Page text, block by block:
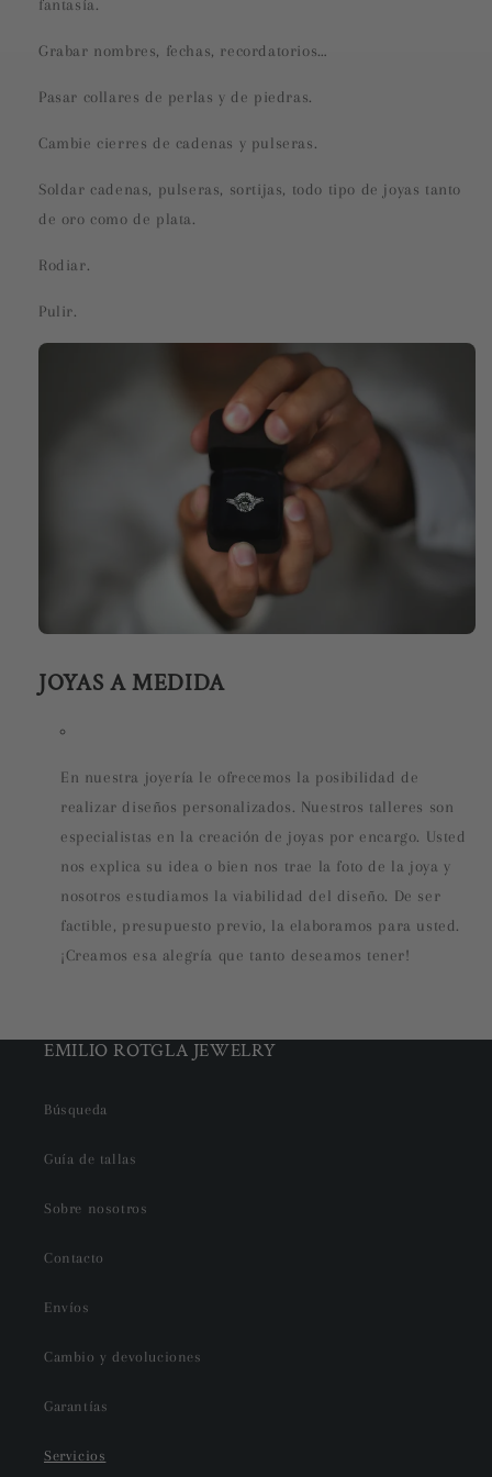
fantasía.
Grabar nombres, fechas, recordatorios…
Pasar collares de perlas y de piedras.
Cambie cierres de cadenas y pulseras.
Soldar cadenas, pulseras, sortijas, todo tipo de joyas tanto
de oro como de plata.
Rodiar.
Pulir.
JOYAS A MEDIDA
En nuestra joyería le ofrecemos la posibilidad de
realizar diseños personalizados. Nuestros talleres son
especialistas en la creación de joyas por encargo. Usted
nos explica su idea o bien nos trae la foto de la joya y
nosotros estudiamos la viabilidad del diseño. De ser
factible, presupuesto previo, la elaboramos para usted.
¡Creamos esa alegría que tanto deseamos tener!
EMILIO ROTGLA JEWELRY
Búsqueda
Guía de tallas
Sobre nosotros
Contacto
Envíos
Cambio y devoluciones
Garantías
Servicios